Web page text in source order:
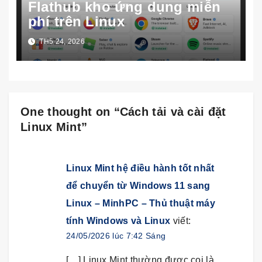
Flathub kho ứng dụng miễn
phí trên Linux
TH5 24, 2026
One thought on “Cách tải và cài đặt
Linux Mint”
Linux Mint hệ điều hành tốt nhất
để chuyển từ Windows 11 sang
Linux – MinhPC – Thủ thuật máy
tính Windows và Linux viết:
24/05/2026 lúc 7:42 Sáng
[…] Linux Mint thường được coi là